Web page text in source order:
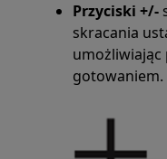
Przyciski +/-
skracania
umożliwiając
gotowaniem.